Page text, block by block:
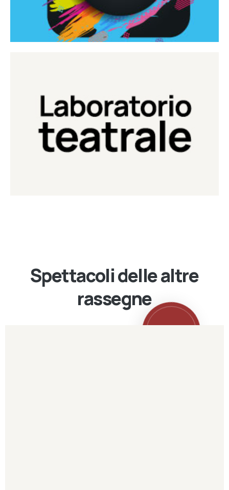
Laboratorio Teatrale
Laboratorio di teatro del Teatro Eduardo de Filippo
Continua
Spettacoli delle altre
rassegne